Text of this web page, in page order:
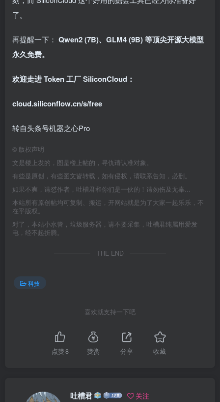
了。
再提醒一下： Qwen2 (7B)、GLM4 (9B) 等顶尖开源大模型
永久免费。
欢迎走进 Token 工厂 SiliconCloud：
cloud.siliconflow.cn/s/free
转自头条号机器之心Pro
© 版权声明
文是楼上发的，图是楼上帖的，寻仇请认准对象。
有些是原创，有些图文皆转载，如有侵权，请联系告知，必删。
如果不爽，请怼作者，吐槽君和你们是一伙的！请勿伤及无辜...
本站所有原创帖均可复制、搬运，开网站就是为了大家一起乐乐，不
在乎版权。
对了，本站小水管，垃圾服务器，请不要采集，吐槽君纯属用爱发
电，经不起折腾。
THE END
科技
喜欢就支持一下吧
点赞8 赞赏 分享 收藏
吐槽君 关注